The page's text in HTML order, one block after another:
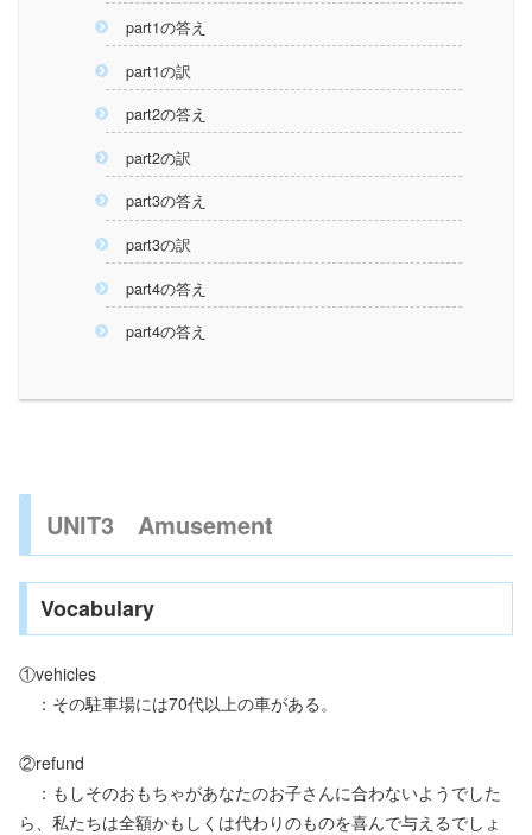
part1の答え
part1の訳
part2の答え
part2の訳
part3の答え
part3の訳
part4の答え
part4の答え
UNIT3 Amusement
Vocabulary
①vehicles
：その駐車場には70代以上の車がある。
②refund
：もしそのおもちゃがあなたのお子さんに合わないようでした
ら、私たちは全額かもしくは代わりのものを喜んで与えるでしょ